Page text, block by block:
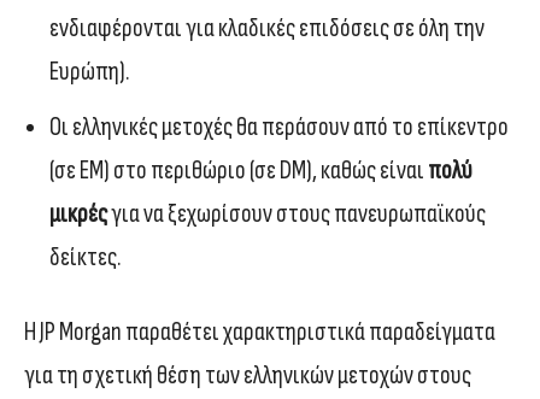
ενδιαφέρονται για κλαδικές επιδόσεις σε όλη την
Ευρώπη).
Οι ελληνικές μετοχές θα περάσουν από το επίκεντρο
(σε EM) στο περιθώριο (σε DM), καθώς είναι πολύ
μικρέςγια να ξεχωρίσουν στους πανευρωπαϊκούς
δείκτες.
Η JP Morgan παραθέτει χαρακτηριστικά παραδείγματα
για τη σχετική θέση των ελληνικών μετοχών στους